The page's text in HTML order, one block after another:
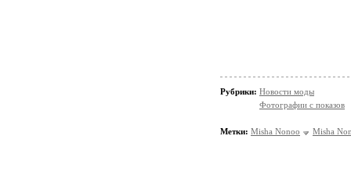
Рубрики: Новости моды
Фотографии с показов
Метки: Misha Nonoo Misha